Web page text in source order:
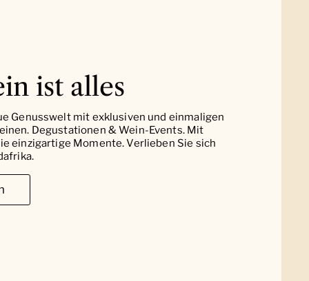
ist alles
Genusswelt mit exklusiven und einmaligen
Degustationen & Wein-Events. Mit
einzigartige Momente. Verlieben Sie sich